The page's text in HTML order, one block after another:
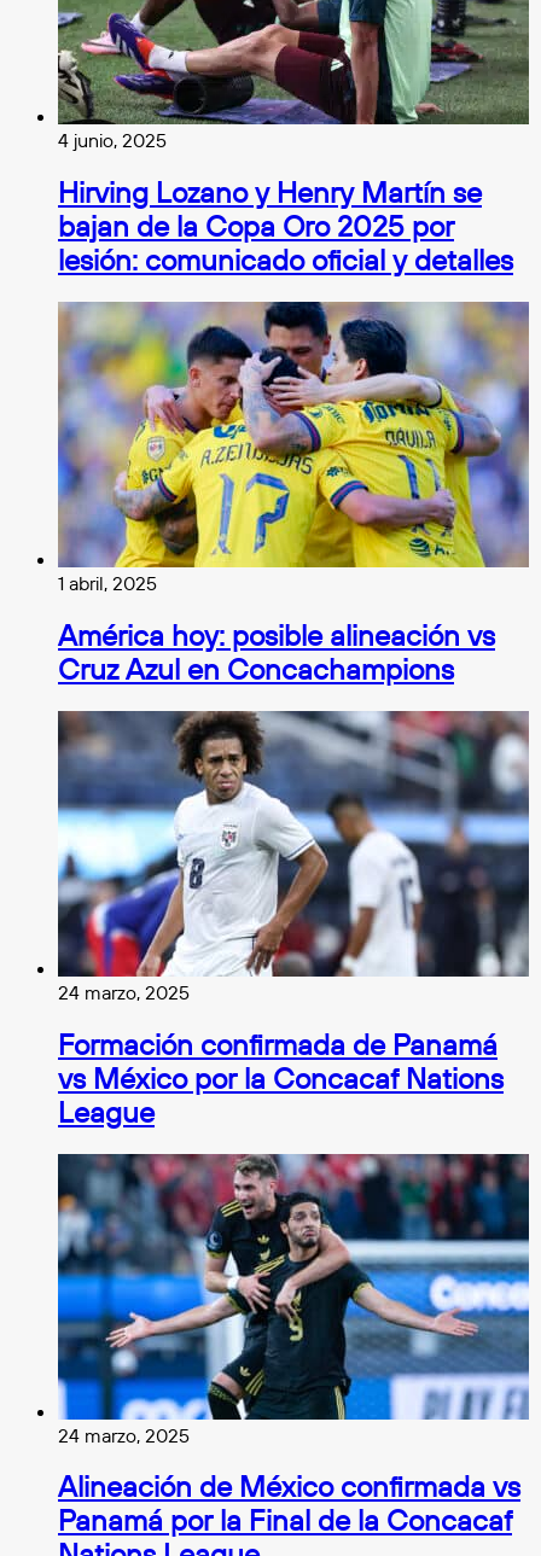
4 junio, 2025
Hirving Lozano y Henry Martín se
bajan de la Copa Oro 2025 por
lesión: comunicado oficial y detalles
1 abril, 2025
América hoy: posible alineación vs
Cruz Azul en Concachampions
24 marzo, 2025
Formación confirmada de Panamá
vs México por la Concacaf Nations
League
24 marzo, 2025
Alineación de México confirmada vs
Panamá por la Final de la Concacaf